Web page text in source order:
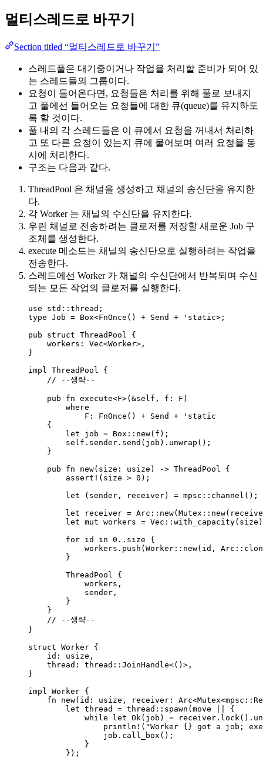
멀티스레드로 바꾸기
Section titled “멀티스레드로 바꾸기”
스레드풀은 대기중이거나 작업을 처리할 준비가 되어 있
는 스레드들의 그룹이다.
요청이 들어온다면, 요청들은 처리를 위해 풀로 보내지
고 풀에선 들어오는 요청들에 대한 큐(queue)를 유지하도
록 할 것이다.
풀 내의 각 스레드들은 이 큐에서 요청을 꺼내서 처리하
고 또 다른 요청이 있는지 큐에 물어보며 여러 요청을 동
시에 처리한다.
구조는 다음과 같다.
ThreadPool 은 채널을 생성하고 채널의 송신단을 유지한
다.
각 Worker 는 채널의 수신단을 유지한다.
우린 채널로 전송하려는 클로저를 저장할 새로운 Job 구
조체를 생성한다.
execute 메소드는 채널의 송신단으로 실행하려는 작업을
전송한다.
스레드에선 Worker 가 채널의 수신단에서 반복되며 수신
되는 모든 작업의 클로저를 실행한다.
use std :: thread;
type Job = Box<FnOnce() + Send + 'static>;
pub
struct ThreadPool {
workers :
Vec<Worker>,
}
impl
ThreadPool {
// --생략--
pub fn execute<F>( &self , f :
F)
where
F : FnOnce () + Send + 'static
{
let
job = Box :: new( f );
self. sender . send ( job ) . unwrap ();
}
pub
fn new( size : usize) -> ThreadPool {
assert! ( size > 0 );
let ( sender , receiver) = mpsc :: channel ();
let
receiver = Arc :: new(Mutex :: new(
let mut workers = Vec :: with_capacity( size
for id in 0 .. size {
workers . push (Worker :: new( id , Arc ::
}
ThreadPool {
workers ,
sender ,
}
}
// --생략--
}
struct Worker {
id :
usize,
thread : thread :: JoinHandle<()>,
}
impl
Worker {
fn
new( id : usize, receiver : Arc<Mutex<mpsc ::
let thread = thread :: spawn ( move
{
while
let Ok( job ) = receiver . lock () .
println! ( "Worker {} got a job;
job . call_box ();
}
});